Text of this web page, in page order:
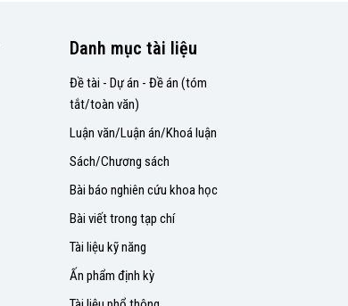
Danh mục tài liệu
Đề tài - Dự án - Đề án (tóm
tắt/toàn văn)
Luận văn/Luận án/Khoá luận
Sách/Chương sách
Bài báo nghiên cứu khoa học
Bài viết trong tạp chí
Tài liệu kỹ năng
Ấn phẩm định kỳ